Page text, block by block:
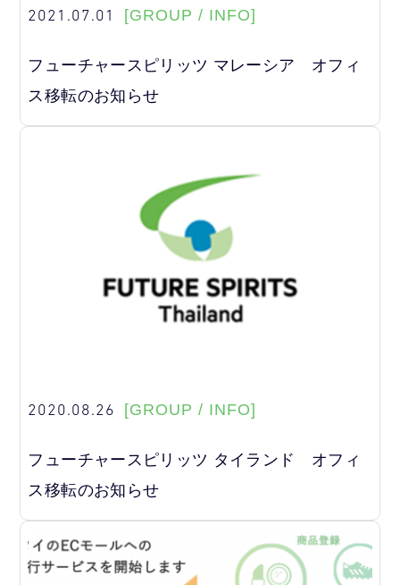
2021.07.01 [GROUP / INFO]
フューチャースピリッツ マレーシア オフィ
ス移転のお知らせ
2020.08.26 [GROUP / INFO]
フューチャースピリッツ タイランド オフィ
ス移転のお知らせ